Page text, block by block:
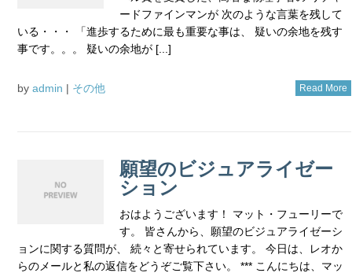
ードファインマンが 次のような言葉を残して
いる・・・ 「進歩するために最も重要な事は、 疑いの余地を残す
事です。。。 疑いの余地が [...]
by admin | その他 Read More
願望のビジュアライゼー
ション
おはようございます！ マット・フューリーで
す。 皆さんから、願望のビジュアライゼーシ
ョンに関する質問が、 続々と寄せられています。 今日は、レオか
らのメールと私の返信をどうぞご覧下さい。 *** こんにちは、マッ